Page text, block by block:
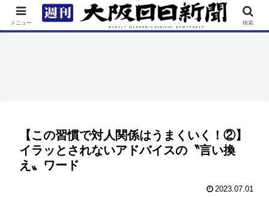
TOP 特集 ニュース 連載 街ネタ イベント
【この習慣で対人関係はうまくいく！②】
イラッとされないアドバイスの〝言い換
え〟ワード
2023.07.01
メニュー 検索